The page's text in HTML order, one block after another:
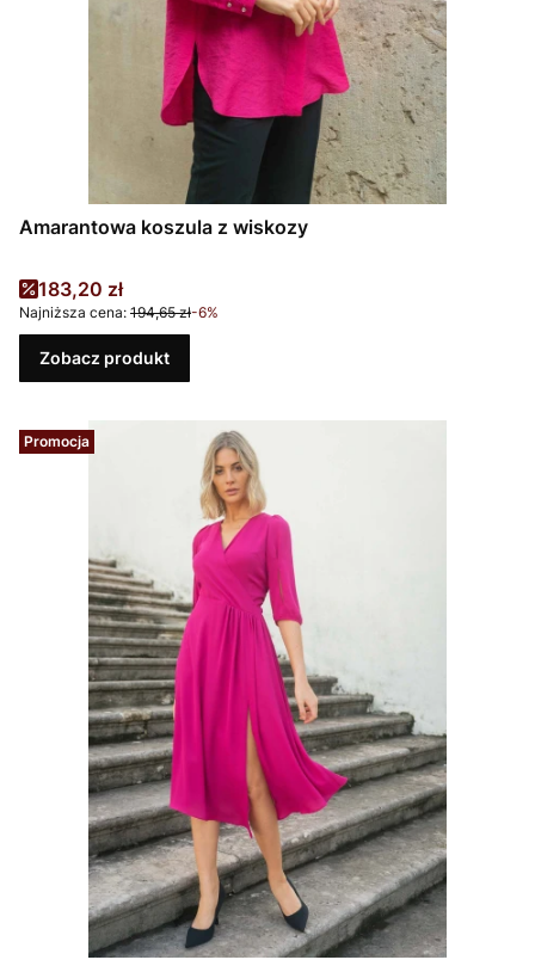
Amarantowa koszula z wiskozy
Cena promocyjna
183,20 zł
Najniższa cena: 194,65 zł-6%
Zobacz produkt
Promocja